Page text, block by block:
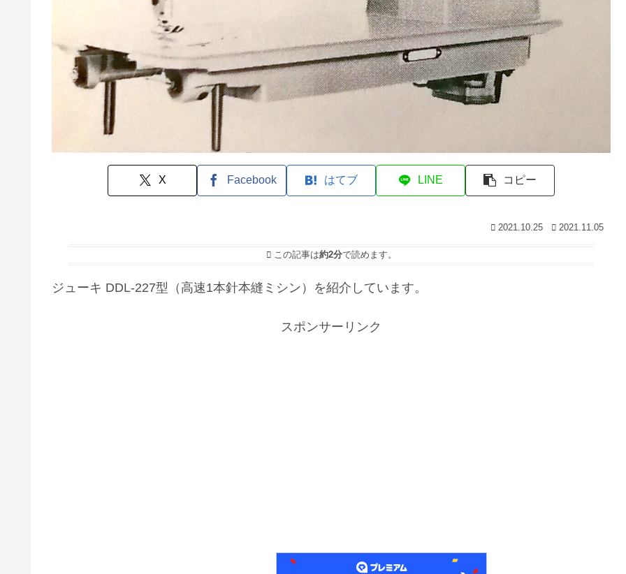
X Facebook はてブ LINE コピー
2021.10.25 2021.11.05
この記事は約2分で読めます。
ジューキ DDL-227型（高速1本針本縫ミシン）を紹介しています。
スポンサーリンク